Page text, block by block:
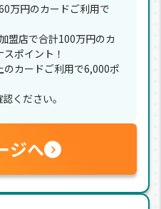
万円のカードご利用で
盟店で合計100万円のカ
ポイント！
カードご利用で6,000ポ
ください。
ジへ